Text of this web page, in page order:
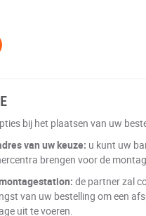
bij het plaatsen van uw
van uw keuze: u kunt uw
brengen voor de
de partner zal
van uw bestelling om een
uit te voeren.